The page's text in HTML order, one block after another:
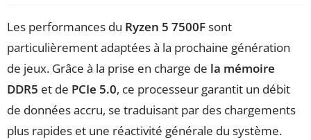
Les performances du Ryzen 5 7500Fsont
particulièrement adaptées à la prochaine génération
de jeux. Grâce à la prise en charge de la mémoire
DDR5 et de PCIe 5.0, ce processeur garantit un débit
de données accru, se traduisant par des chargements
plus rapides et une réactivité générale du système.